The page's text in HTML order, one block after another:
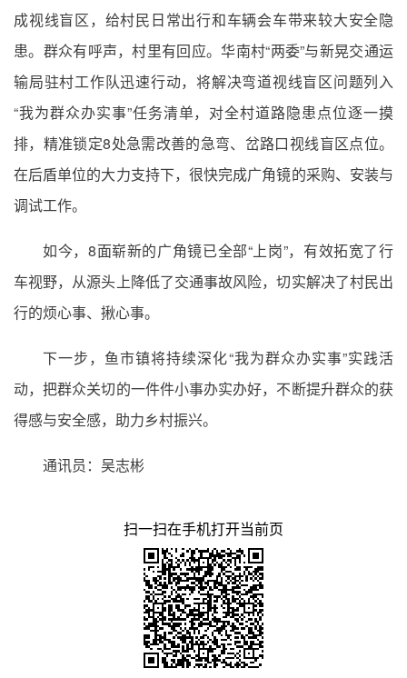
成视线盲区，给村民日常出行和车辆会车带来较大安全隐
患。群众有呼声，村里有回应。华南村“两委”与新晃交通运
输局驻村工作队迅速行动，将解决弯道视线盲区问题列入
“我为群众办实事”任务清单，对全村道路隐患点位逐一摸
排，精准锁定8处急需改善的急弯、岔路口视线盲区点位。
在后盾单位的大力支持下，很快完成广角镜的采购、安装与
调试工作。
如今，8面崭新的广角镜已全部“上岗”，有效拓宽了行
车视野，从源头上降低了交通事故风险，切实解决了村民出
行的烦心事、揪心事。
下一步，鱼市镇将持续深化“我为群众办实事”实践活
动，把群众关切的一件件小事办实办好，不断提升群众的获
得感与安全感，助力乡村振兴。
通讯员：吴志彬
扫一扫在手机打开当前页